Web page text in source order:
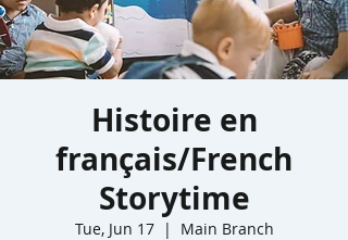
Histoire en
français/French
Storytime
Tue, Jun 17
  |
Main Branch